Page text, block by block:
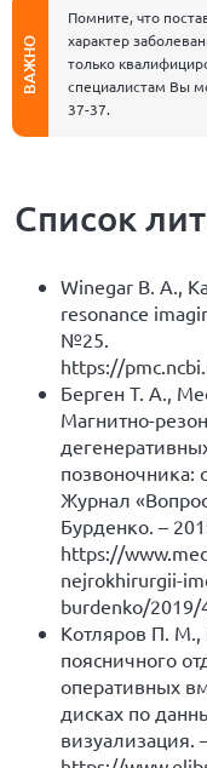
ВАЖНО
Помните, что
характер
только
специалистам Вы
37-37.
Список
Winegar B. A.,
resonance
№25.
https://
Берген Т. А.,
Магнитно-
позвоночника:
Журнал
Бурденко. –
https://
nejrokhirurgii-
burdenko/2019/
Котляров П. М.,
поясничного
оперативных
дисках по
визуализация.